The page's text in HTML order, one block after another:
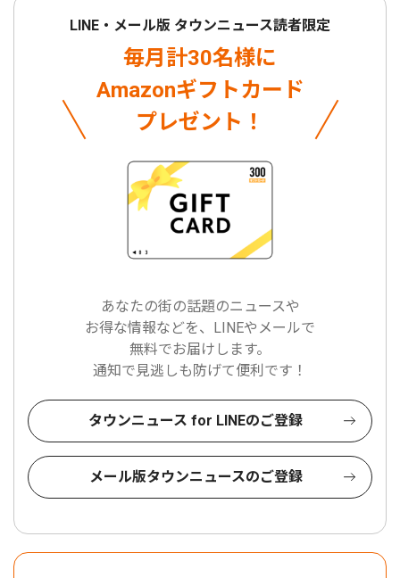
LINE・メール版 タウンニュース読者限定
毎月計30名様に
Amazonギフトカード
プレゼント！
あなたの街の話題のニュースや
お得な情報などを、LINEやメールで
無料でお届けします。
通知で見逃しも防げて便利です！
タウンニュース for LINEのご登録
メール版タウンニュースのご登録